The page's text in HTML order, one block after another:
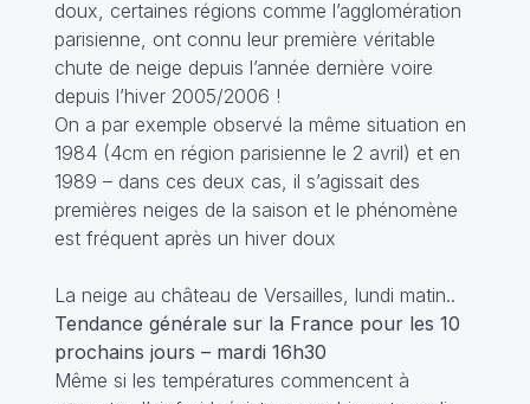
doux, certaines régions comme l’agglomération
parisienne, ont connu leur première véritable
chute de neige depuis l’année dernière voire
depuis l’hiver 2005/2006 !
On a par exemple observé la même situation en
1984 (4cm en région parisienne le 2 avril) et en
1989 – dans ces deux cas, il s’agissait des
premières neiges de la saison et le phénomène
est fréquent après un hiver doux
La neige au château de Versailles, lundi matin..
Tendance générale sur la France pour les 10
prochains jours – mardi 16h30
Même si les températures commencent à